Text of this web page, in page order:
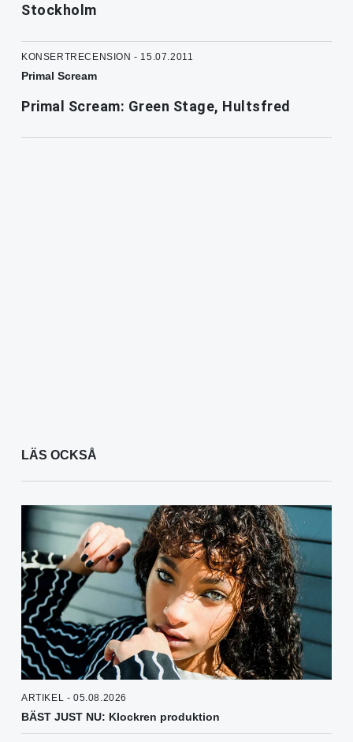
Stockholm
KONSERTRECENSION - 15.07.2011
Primal Scream
Primal Scream: Green Stage, Hultsfred
LÄS OCKSÅ
ARTIKEL - 05.08.2026
BÄST JUST NU: Klockren produktion